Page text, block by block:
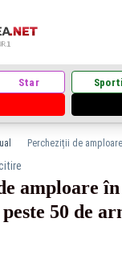
Star
amploare
50 de